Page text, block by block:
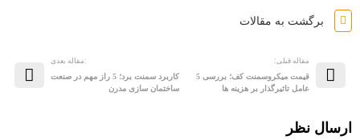
برگشت به مقالات
مقاله قبلی:
قیمت میکروسمنت کف؛ بررسی 5
عامل تاثیرگذار بر هزینه ها
:مقاله بعدی
کاربرد سمنت برد؛ 5 راز مهم در صنعت
ساختمان سازی مدرن
ارسال نظر